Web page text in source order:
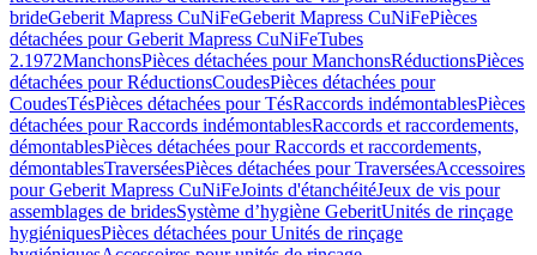
brideGeberit Mapress CuNiFeGeberit Mapress CuNiFePièces
détachées pour Geberit Mapress CuNiFeTubes
2.1972ManchonsPièces détachées pour ManchonsRéductionsPièces
détachées pour RéductionsCoudesPièces détachées pour
CoudesTésPièces détachées pour TésRaccords indémontablesPièces
détachées pour Raccords indémontablesRaccords et raccordements,
démontablesPièces détachées pour Raccords et raccordements,
démontablesTraverséesPièces détachées pour TraverséesAccessoires
pour Geberit Mapress CuNiFeJoints d'étanchéitéJeux de vis pour
assemblages de bridesSystème d’hygiène GeberitUnités de rinçage
hygiéniquesPièces détachées pour Unités de rinçage